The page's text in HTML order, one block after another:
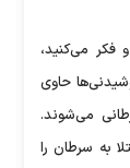
فکر می‌کنید،
حاوی
می‌شوند.
به سرطان را